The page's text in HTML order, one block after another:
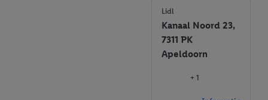
Lidl
Kanaal Noord 23,
7311 PK
Apeldoorn
+ 1